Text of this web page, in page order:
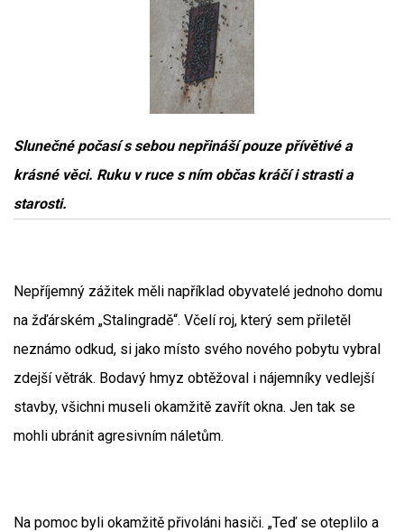
Slunečné počasí s sebou nepřináší pouze přívětivé a
krásné věci. Ruku v ruce s ním občas kráčí i strasti a
starosti.
Nepříjemný zážitek měli například obyvatelé jednoho domu
na žďárském „Stalingradě“. Včelí roj, který sem přiletěl
neznámo odkud, si jako místo svého nového pobytu vybral
zdejší větrák. Bodavý hmyz obtěžoval i nájemníky vedlejší
stavby, všichni museli okamžitě zavřít okna. Jen tak se
mohli ubránit agresivním náletům.
Na pomoc byli okamžitě přivoláni hasiči. „Teď se oteplilo a